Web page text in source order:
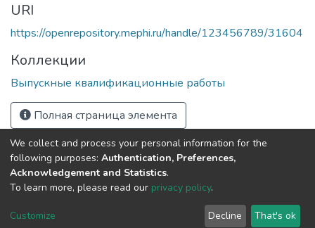
URI
https://openrepository.mephi.ru/handle/123456789/31604
Коллекции
Выпускные квалификационные работы
Полная страница элемента
DSpace softwarecopyright © 2002-2026
файлов
конечным
отзыв
We collect and process your personal information for the
following purposes: Authentication, Preferences,
Acknowledgement and Statistics.
To learn more, please read our privacy policy.
Customize Decline That's ok